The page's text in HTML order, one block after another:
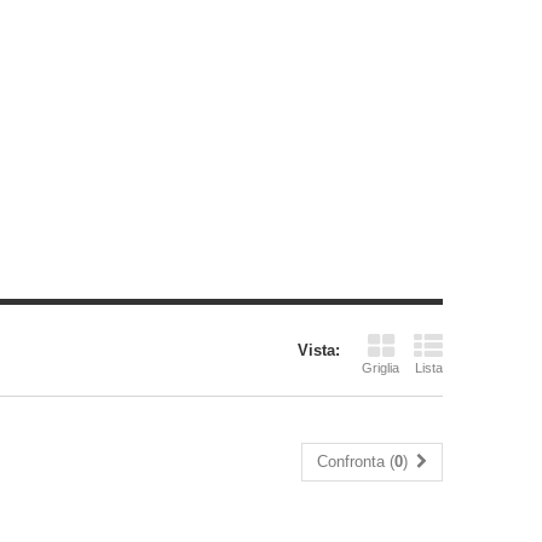
Vista:
Griglia Lista
Confronta (0)